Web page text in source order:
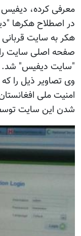
معرفی کرده،
در اصطلاح هکرها
هکر به سایت قربانی
صفحه اصلی سایت
"سایت دیفیس" شد.
وی تصاویر ذیل را
امنیت ملی
شدن این سایت